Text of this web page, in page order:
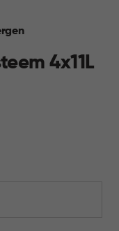
4x11L